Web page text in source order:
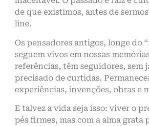
de que existimos, antes de
line.
Os pensadores antigos, longe do
seguem vivos em nossas
referências, têm seguidores, sem
precisado de curtidas.
experiências, invenções, obras e
E talvez a vida seja isso: viver o
pés firmes, mas com a alma grata